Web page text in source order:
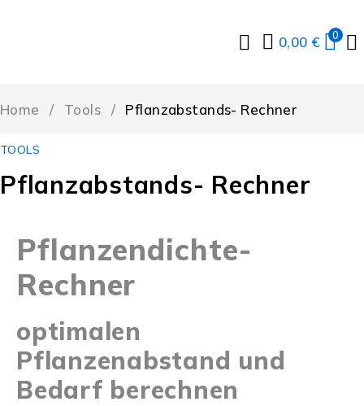
0,00 € 0
Home / Tools / Pflanzabstands- Rechner
TOOLS
Pflanzabstands- Rechner
Pflanzendichte-
Rechner
optimalen
Pflanzenabstand und
Bedarf berechnen